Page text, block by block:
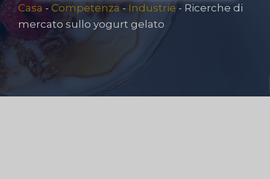
Casa - Competenza - Industrie - Ricerche di
mercato sullo yogurt gelato